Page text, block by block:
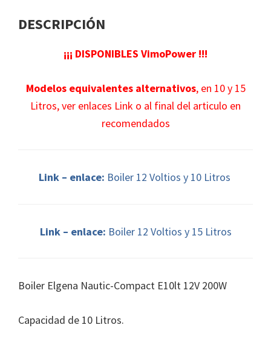
DESCRIPCIÓN
¡¡¡ DISPONIBLES VimoPower !!!
Modelos equivalentes alternativos, en 10 y 15
Litros, ver enlaces Link o al final del articulo en
recomendados
Link – enlace: Boiler 12 Voltios y 10 Litros
Link – enlace: Boiler12 Voltios y 15 Litros
Boiler Elgena Nautic-Compact E10lt 12V 200W
Capacidad de 10 Litros.